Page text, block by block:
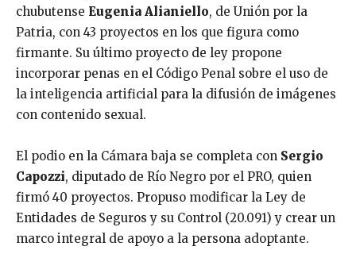
chubutense Eugenia Alianiello, de Unión por la
Patria, con 43 proyectos en los que figura como
firmante. Su último proyecto de ley propone
incorporar penas en el Código Penal sobre el uso de
la inteligencia artificial para la difusión de imágenes
con contenido sexual.
El podio en la Cámara baja se completa con Sergio
Capozzi, diputado de Río Negro por el PRO, quien
firmó 40 proyectos. Propuso modificar la Ley de
Entidades de Seguros y su Control (20.091) y crear un
marco integral de apoyo a la persona adoptante.